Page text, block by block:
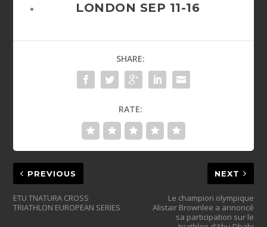
LONDON SEP 11-16
SHARE:
RATE:
PREVIOUS
ETU TNATURA CROSS
TRIATHLON EUROPEAN SERIES
NEXT
Le champion olympique
Alistair Brownlee a annoncé
sa participation sur le